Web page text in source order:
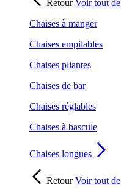
RetourVoir tout de
Chaises à manger
Chaises empilables
Chaises pliantes
Chaises de bar
Chaises réglables
Chaises à bascule
Chaises longues
RetourVoir tout de